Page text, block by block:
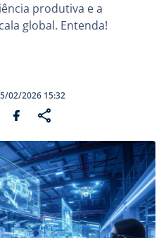
produtiva e a
global. Entenda!
02/2026 15:32